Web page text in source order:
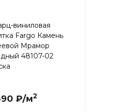
виниловая
Fargo Камень
Мрамор
48107-02
₽/м2